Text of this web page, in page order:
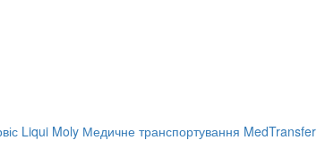
Liqui Moly Медичне транспортування MedTransfer